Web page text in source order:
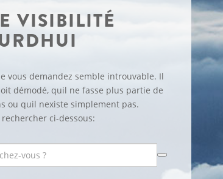
VISIBILITÉ
vous demandez semble introuvable. Il
démodé, quil ne fasse plus partie de
ou quil nexiste simplement pas.
rechercher ci-dessous: